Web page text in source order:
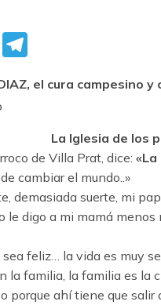
Facebook
el cura campesino
La Iglesia de los
de Villa Prat, dice:
cambiar el mundo..»
demasiada suerte, mi
le digo a mi mamá
feliz… la vida es muy
la familia, la familia es la
porque ahí tiene que salir